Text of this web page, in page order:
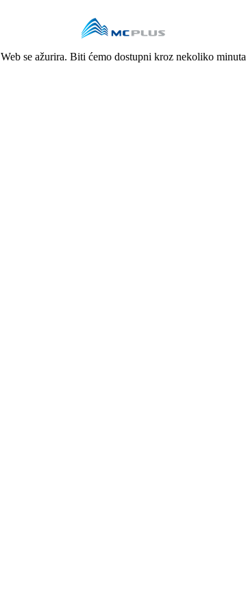
Web se ažurira. Biti ćemo dostupni kroz nekoliko minuta